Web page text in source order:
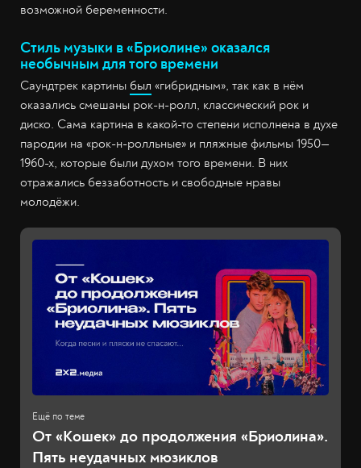
возможной беременности.
Стиль музыки в «Бриолине» оказался
необычным для того времени
Саундтрек картины был «гибридным», так как в нём
оказались смешаны рок-н-ролл, классический рок и
диско. Сама картина в какой-то степени исполнена в духе
пародии на «рок-н-ролльные» и пляжные фильмы 1950—
1960-х, которые были духом того времени. В них
отражались беззаботность и свободные нравы
молодёжи.
От «Кошек» до продолжения «Бриолина».
Пять неудачных мюзиклов